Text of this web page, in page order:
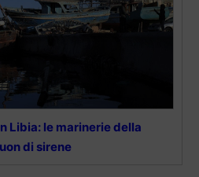
Libia: le marinerie della
di sirene